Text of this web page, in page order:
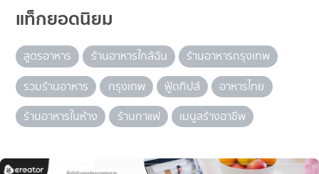
แท็กยอดนิยม
สูตรอาหาร ร้านอาหารใกล้ฉัน
ร้านอาหารกรุงเทพ
รวมร้านอาหาร
กรุงเทพ ฟู้ดทิปส์
อาหารไทย
ร้านอาหารในห้าง
ร้านกาแฟ เมนูสร้างอาชีพ